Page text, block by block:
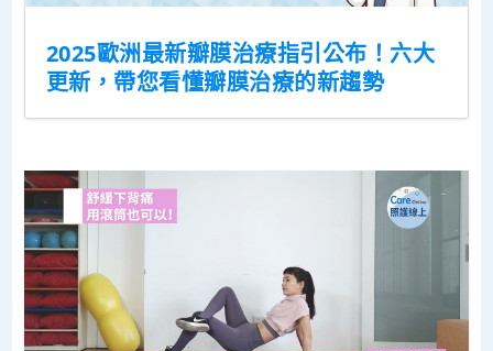
2025歐洲最新瓣膜治療指引公布！六大
更新，帶您看懂瓣膜治療的新趨勢